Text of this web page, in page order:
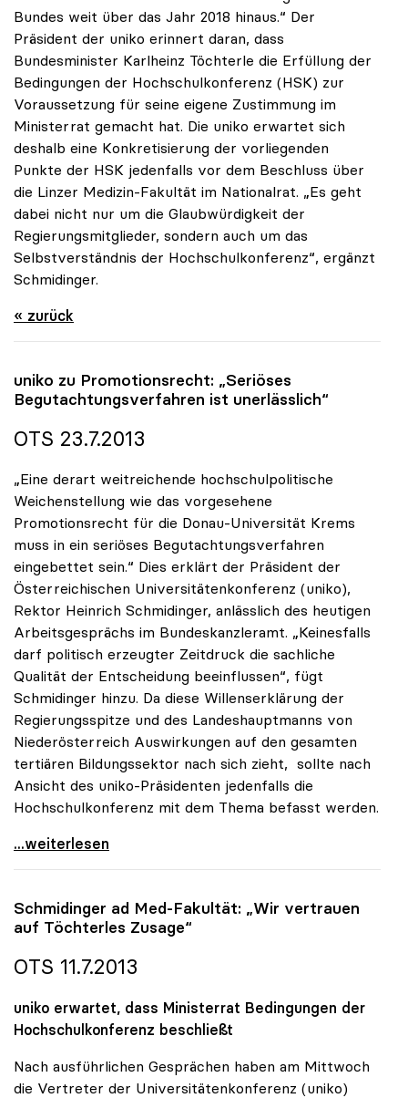
Bundes weit über das Jahr 2018 hinaus.“ Der
Präsident der uniko erinnert daran, dass
Bundesminister Karlheinz Töchterle die Erfüllung der
Bedingungen der Hochschulkonferenz (HSK) zur
Voraussetzung für seine eigene Zustimmung im
Ministerrat gemacht hat. Die uniko erwartet sich
deshalb eine Konkretisierung der vorliegenden
Punkte der HSK jedenfalls vor dem Beschluss über
die Linzer Medizin-Fakultät im Nationalrat. „Es geht
dabei nicht nur um die Glaubwürdigkeit der
Regierungsmitglieder, sondern auch um das
Selbstverständnis der Hochschulkonferenz“, ergänzt
Schmidinger.
« zurück
uniko zu Promotionsrecht: „Seriöses
Begutachtungsverfahren ist unerlässlich“
OTS 23.7.2013
„Eine derart weitreichende hochschulpolitische
Weichenstellung wie das vorgesehene
Promotionsrecht für die Donau-Universität Krems
muss in ein seriöses Begutachtungsverfahren
eingebettet sein.“ Dies erklärt der Präsident der
Österreichischen Universitätenkonferenz (uniko),
Rektor Heinrich Schmidinger, anlässlich des heutigen
Arbeitsgesprächs im Bundeskanzleramt. „Keinesfalls
darf politisch erzeugter Zeitdruck die sachliche
Qualität der Entscheidung beeinflussen“, fügt
Schmidinger hinzu. Da diese Willenserklärung der
Regierungsspitze und des Landeshauptmanns von
Niederösterreich Auswirkungen auf den gesamten
tertiären Bildungssektor nach sich zieht, sollte nach
Ansicht des uniko-Präsidenten jedenfalls die
Hochschulkonferenz mit dem Thema befasst werden.
uniko zu Promotionsrecht: „Seriöses
...weiterlesen
Schmidinger ad Med-Fakultät: „Wir vertrauen
auf Töchterles Zusage“
OTS 11.7.2013
uniko erwartet, dass Ministerrat Bedingungen der
Hochschulkonferenz beschließt
Nach ausführlichen Gesprächen haben am Mittwoch
die Vertreter der Universitätenkonferenz (uniko)